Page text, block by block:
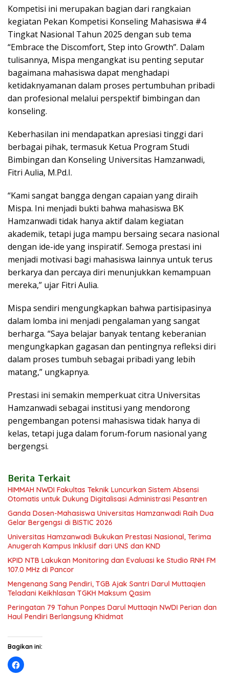
Kompetisi ini merupakan bagian dari rangkaian
kegiatan Pekan Kompetisi Konseling Mahasiswa #4
Tingkat Nasional Tahun 2025 dengan sub tema
“Embrace the Discomfort, Step into Growth”. Dalam
tulisannya, Mispa mengangkat isu penting seputar
bagaimana mahasiswa dapat menghadapi
ketidaknyamanan dalam proses pertumbuhan pribadi
dan profesional melalui perspektif bimbingan dan
konseling.
Keberhasilan ini mendapatkan apresiasi tinggi dari
berbagai pihak, termasuk Ketua Program Studi
Bimbingan dan Konseling Universitas Hamzanwadi,
Fitri Aulia, M.Pd.I.
“Kami sangat bangga dengan capaian yang diraih
Mispa. Ini menjadi bukti bahwa mahasiswa BK
Hamzanwadi tidak hanya aktif dalam kegiatan
akademik, tetapi juga mampu bersaing secara nasional
dengan ide-ide yang inspiratif. Semoga prestasi ini
menjadi motivasi bagi mahasiswa lainnya untuk terus
berkarya dan percaya diri menunjukkan kemampuan
mereka,” ujar Fitri Aulia.
Mispa sendiri mengungkapkan bahwa partisipasinya
dalam lomba ini menjadi pengalaman yang sangat
berharga. “Saya belajar banyak tentang keberanian
mengungkapkan gagasan dan pentingnya refleksi diri
dalam proses tumbuh sebagai pribadi yang lebih
matang,” ungkapnya.
Prestasi ini semakin memperkuat citra Universitas
Hamzanwadi sebagai institusi yang mendorong
pengembangan potensi mahasiswa tidak hanya di
kelas, tetapi juga dalam forum-forum nasional yang
bergengsi.
Berita Terkait
HIMMAH NWDI Fakultas Teknik Luncurkan Sistem Absensi
Otomatis untuk Dukung Digitalisasi Administrasi Pesantren
Ganda Dosen-Mahasiswa Universitas Hamzanwadi Raih Dua
Gelar Bergengsi di BISTIC 2026
Universitas Hamzanwadi Bukukan Prestasi Nasional, Terima
Anugerah Kampus Inklusif dari UNS dan KND
KPID NTB Lakukan Monitoring dan Evaluasi ke Studio RNH FM
107.0 MHz di Pancor
Mengenang Sang Pendiri, TGB Ajak Santri Darul Muttaqien
Teladani Keikhlasan TGKH Maksum Qasim
Peringatan 79 Tahun Ponpes Darul Muttaqin NWDI Perian dan
Haul Pendiri Berlangsung Khidmat
Bagikan ini: